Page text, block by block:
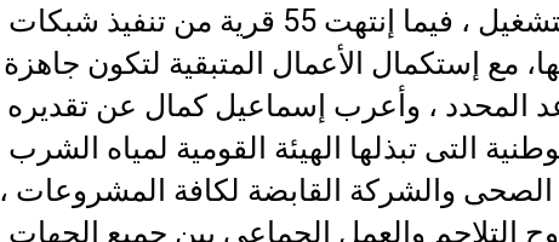
تجارب التشغيل ، فيما إنتهت 55 قرية من تنفيذ شبكات
بها، مع إستكمال الأعمال المتبقية لتكون جاهزة
المحدد ، وأعرب إسماعيل كمال عن تقديره
التى تبذلها الهيئة القومية لمياه الشرب
والشركة القابضة لكافة المشروعات ،
التلاحم والعمل الجماعى بين جميع الجهات